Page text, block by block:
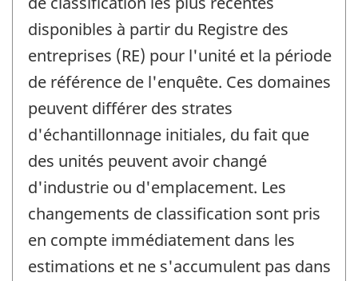
disponibles à partir du Registre des
entreprises (RE) pour l'unité et la période
de référence de l'enquête. Ces domaines
peuvent différer des strates
d'échantillonnage initiales, du fait que
des unités peuvent avoir changé
d'industrie ou d'emplacement. Les
changements de classification sont pris
en compte immédiatement dans les
estimations et ne s'accumulent pas dans